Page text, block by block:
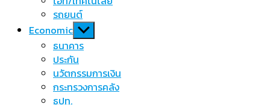
รถยนต์
Economic Show
sub
menu
ธนาคาร
ประกัน
นวัตกรรมการเงิน
กระทรวงการคลัง
ธปท.